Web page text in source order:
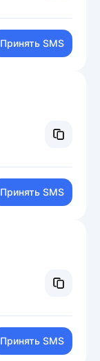
Принять SMS
Принять SMS
Принять SMS